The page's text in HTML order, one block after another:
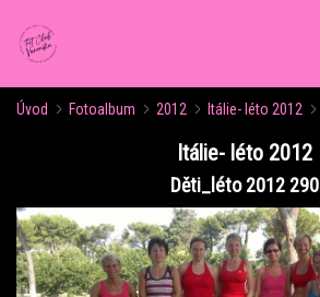
ROZVRH CVIČENÍ
Úvod Fotoalbum 2012 Itálie- léto 2012
Itálie- léto 2012
Děti_léto 2012 290